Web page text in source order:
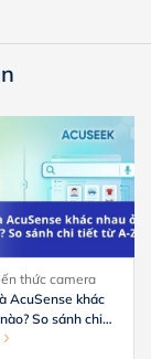
thức camera
AcuSense khác
So sánh chi